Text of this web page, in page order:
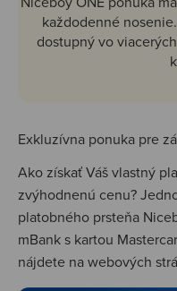
každodenné
dostupný vo
Exkluzívna ponuka pre
Ako získať Váš vlastný
zvýhodnenú cenu?
platobného prsteňa
mBank s kartou
nájdete na webových